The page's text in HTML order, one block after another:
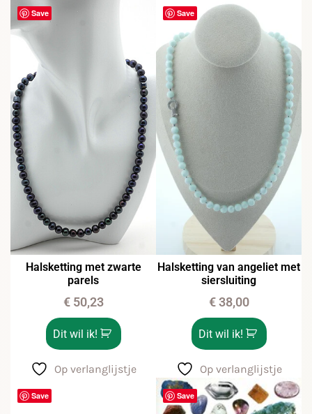
Save
Halsketting met zwarte
parels
€50,23
Dit wil ik!
Op verlanglijstje
Save
Halsketting van angeliet met
siersluiting
€38,00
Dit wil ik!
Op verlanglijstje
Save Save